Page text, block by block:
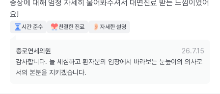
증상에 대해 엄청 자세히 물어봐주셔서 대면진료 받는 느낌이었어
요!
시간 준수 친절한 진료 자세한 설명
종로연세의원
26.7.15
감사합니다. 늘 세심하고 환자분의 입장에서 바라보는 눈높이의 의사로
서의 본분을 지키겠습니다.